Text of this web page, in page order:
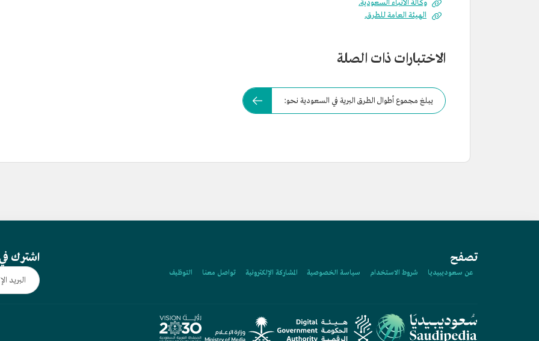
وكالة الأنباء السعودية.
الهيئة العامة للطرق.
الاختبارات ذات الصلة
يبلغ مجموع أطوال الطرق البرية في السعودية نحو:
تصفح
عن سعوديبيديا شروط الاستخدام سياسة الخصوصية المشاركة الإلكترونية تواصل معنا التوظيف
اشترك